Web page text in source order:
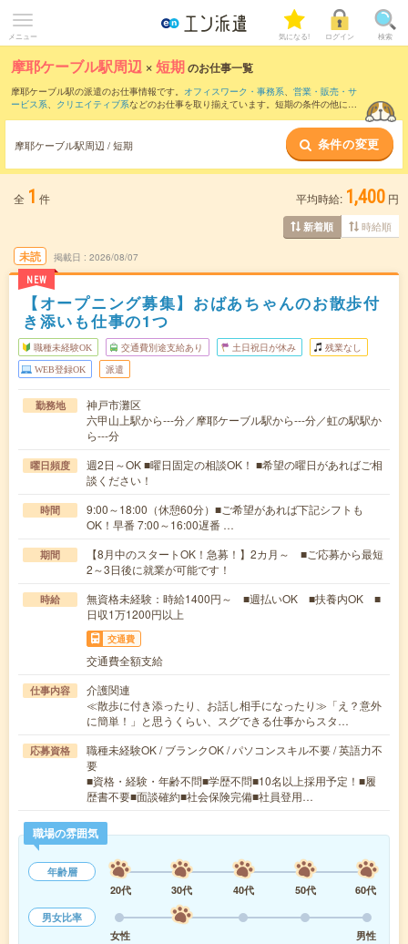
メニュー 気になる! ログイン 検索
摩耶ケーブル駅周辺 ×短期のお仕事一覧
摩耶ケーブル駅の派遣のお仕事情報です。 オフィスワーク・事務系、 営業・販売・サ
ービス系、 クリエイティブ系などのお仕事を取り揃えています。短期の条件の他に、
摩耶ケーブル駅周辺 / 短期 条件の変更
全 1 件 平均時給: 1,400 円
新着順 時給順
未読
NEW
掲載日 2026/08/07
【オープニング募集】おばあちゃんのお散歩付
き添いも仕事の1つ
職種未経験OK 交通費別途支給あり 土日祝日が休み 残業なし
WEB登録OK 派遣
勤務地
神戸市灘区
六甲山上駅から---分／摩耶ケーブル駅から---分／虹の駅駅か
ら---分
曜日頻度
週2日～OK ■曜日固定の相談OK！ ■希望の曜日があればご相
談ください！
時間
9:00～18:00（休憩60分）■ご希望があれば下記シフトも
OK！早番 7:00～16:00遅番 …
期間
【8月中のスタートOK！急募！】2カ月～ ■ご応募から最短
2～3日後に就業が可能です！
時給
無資格未経験：時給1400円～ ■週払いOK ■扶養内OK ■
日収1万1200円以上
交通費
交通費全額支給
仕事内容
介護関連
≪散歩に付き添ったり、お話し相手になったり≫「え？意外
に簡単！」と思うくらい、スグできる仕事からスタ…
応募資格
職種未経験OK / ブランクOK / パソコンスキル不要 / 英語力不
要
■資格・経験・年齢不問■学歴不問■10名以上採用予定！■履
歴書不要■面談確約■社会保険完備■社員登用…
職場の雰囲気
年齢層
20代
30代 40代 50代
60代
男女比率
女性
男性